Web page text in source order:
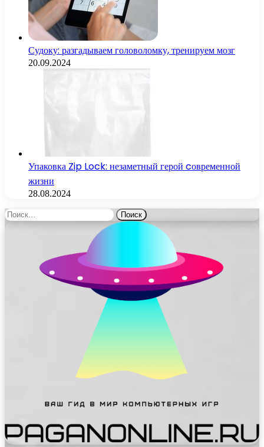
Судоку: разгадываем головоломку, тренируем мозг
20.09.2024
Упаковка Zip Lock: незаметный герой cовременной
жизни
28.08.2024
Найти: